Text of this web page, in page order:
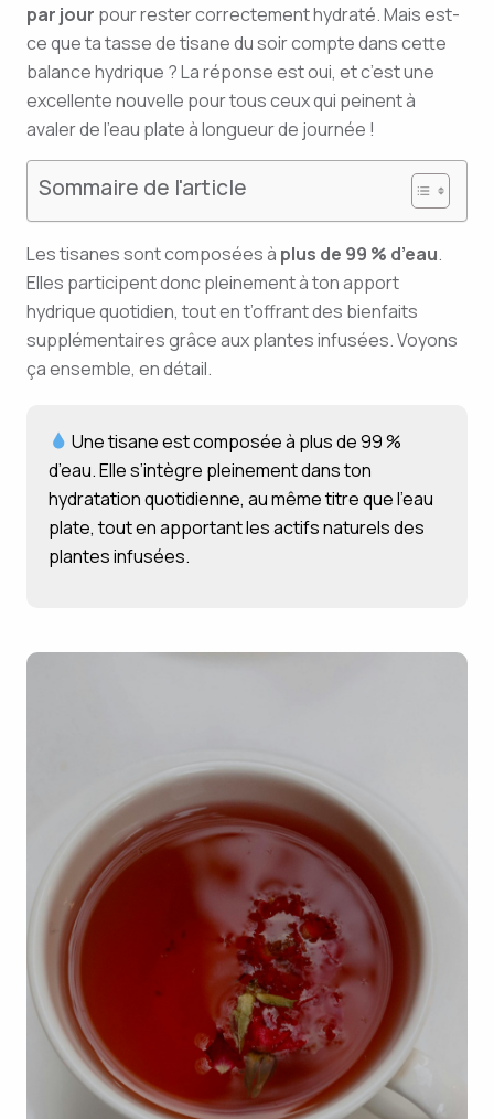
par jour pour rester correctement hydraté. Mais est-
ce que ta tasse de tisane du soir compte dans cette
balance hydrique ? La réponse est oui, et c’est une
excellente nouvelle pour tous ceux qui peinent à
avaler de l’eau plate à longueur de journée !
Sommaire de l'article
Les tisanes sont composées à plus de 99 % d’eau.
Elles participent donc pleinement à ton apport
hydrique quotidien, tout en t’offrant des bienfaits
supplémentaires grâce aux plantes infusées. Voyons
ça ensemble, en détail.
Une tisane est composée à plus de 99 %
d’eau. Elle s’intègre pleinement dans ton
hydratation quotidienne, au même titre que l’eau
plate, tout en apportant les actifs naturels des
plantes infusées.